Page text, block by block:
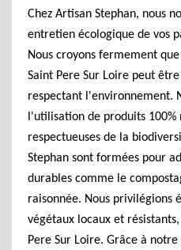
Chez Artisan Stephan, nous
entretien écologique de vos
Nous croyons fermement
Saint Pere Sur Loire peut
respectant l'environnement.
l'utilisation de produits
respectueuses de la
Stephan sont formées pour
durables comme le
raisonnée. Nous privilégions
végétaux locaux et
Pere Sur Loire. Grâce à